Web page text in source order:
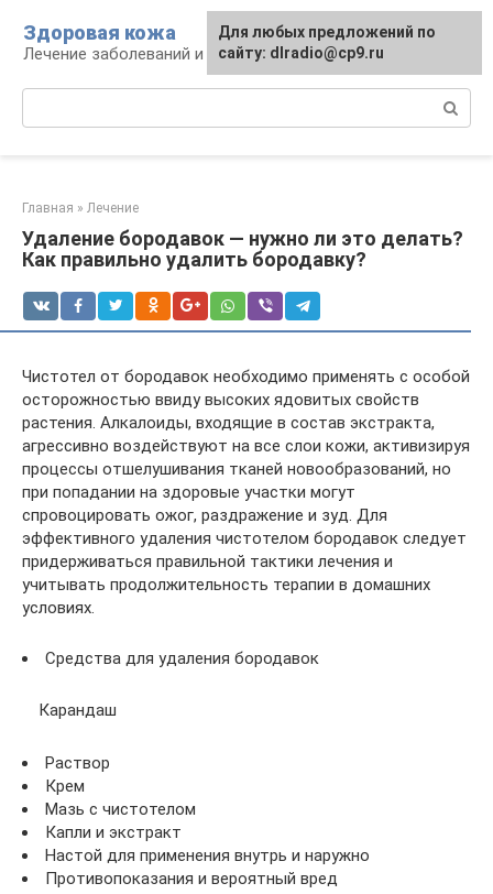
контенту
Здоровая кожа
Лечение заболеваний и уход за кожей
Главная » Лечение
Удаление бородавок — нужно ли это делать?
Как правильно удалить бородавку?
Чистотел от бородавок необходимо применять с особой
осторожностью ввиду высоких ядовитых свойств
растения. Алкалоиды, входящие в состав экстракта,
агрессивно воздействуют на все слои кожи, активизируя
процессы отшелушивания тканей новообразований, но
при попадании на здоровые участки могут
спровоцировать ожог, раздражение и зуд. Для
эффективного удаления чистотелом бородавок следует
придерживаться правильной тактики лечения и
учитывать продолжительность терапии в домашних
условиях.
Средства для удаления бородавок
Карандаш
Раствор
Крем
Мазь с чистотелом
Капли и экстракт
Настой для применения внутрь и наружно
Противопоказания и вероятный вред
Для любых предложений по
сайту: dlradio@cp9.ru